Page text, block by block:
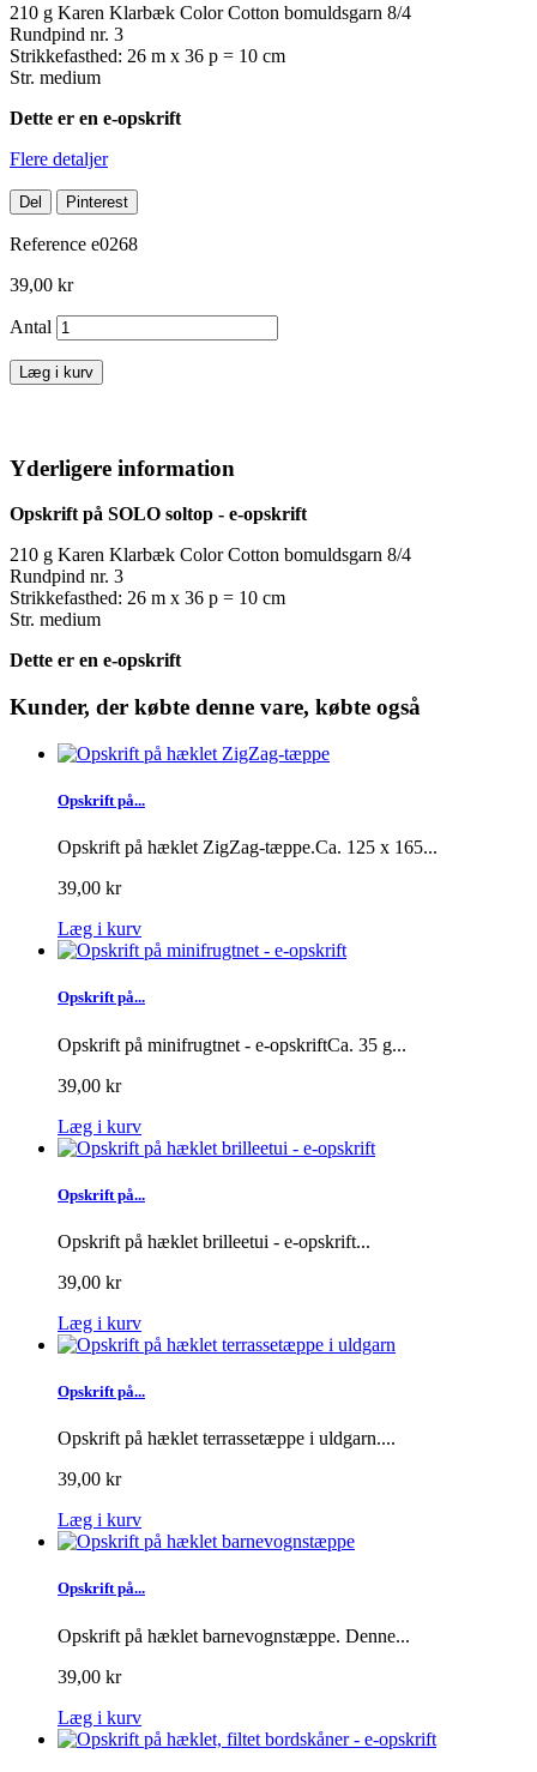
210 g Karen Klarbæk Color Cotton bomuldsgarn 8/4
Rundpind nr. 3
Strikkefasthed: 26 m x 36 p = 10 cm
Str. medium
Dette er en e-opskrift
Flere detaljer
Del Pinterest
Reference e0268
39,00 kr
Antal
Læg i kurv
Yderligere information
Opskrift på SOLO soltop - e-opskrift
210 g Karen Klarbæk Color Cotton bomuldsgarn 8/4
Rundpind nr. 3
Strikkefasthed: 26 m x 36 p = 10 cm
Str. medium
Dette er en e-opskrift
Kunder, der købte denne vare, købte også
Opskrift på...
Opskrift på hæklet ZigZag-tæppe.Ca. 125 x 165...
39,00 kr
Læg i kurv
Opskrift på...
Opskrift på minifrugtnet - e-opskriftCa. 35 g...
39,00 kr
Læg i kurv
Opskrift på...
Opskrift på hæklet brilleetui - e-opskrift...
39,00 kr
Læg i kurv
Opskrift på...
Opskrift på hæklet terrassetæppe i uldgarn....
39,00 kr
Læg i kurv
Opskrift på...
Opskrift på hæklet barnevognstæppe. Denne...
39,00 kr
Læg i kurv